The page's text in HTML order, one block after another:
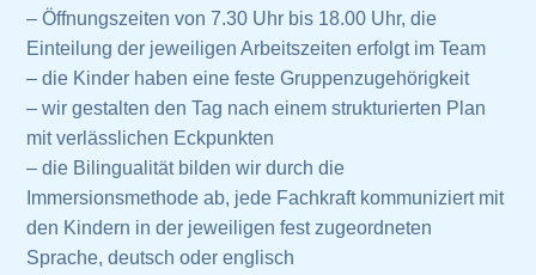
– Öffnungszeiten von 7.30 Uhr bis 18.00 Uhr, die
Einteilung der jeweiligen Arbeitszeiten erfolgt im Team
– die Kinder haben eine feste Gruppenzugehörigkeit
– wir gestalten den Tag nach einem strukturierten Plan
mit verlässlichen Eckpunkten
– die Bilingualität bilden wir durch die
Immersionsmethode ab, jede Fachkraft kommuniziert mit
den Kindern in der jeweiligen fest zugeordneten
Sprache, deutsch oder englisch